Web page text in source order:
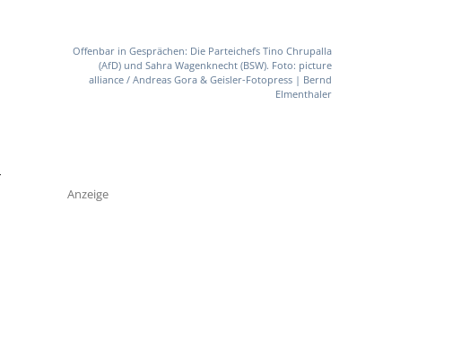
Offenbar in Gesprächen: Die Parteichefs Tino Chrupalla
(AfD) und Sahra Wagenknecht (BSW). Foto: picture
alliance / Andreas Gora & Geisler-Fotopress | Bernd
Elmenthaler
Anzeige